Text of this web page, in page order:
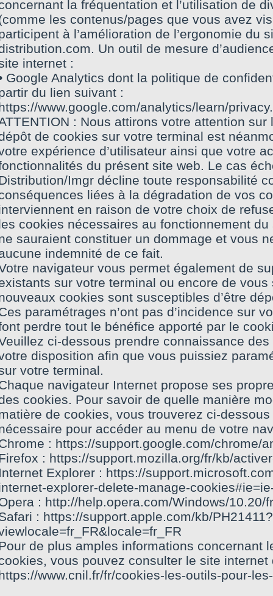
la fréquentation et l’utilisation de
les contenus/pages que vous avez
à l’amélioration de l’ergonomie du
Un outil de mesure
internet :
Google Analytics dont la politique de
du lien suivant :
www.google.com/analytics/learn/
: Nous attirons votre attention
de cookies sur votre terminal est
expérience d’utilisateur ainsi que votre
du présent site web. Le cas
Imgr décline toute responsabilité
liées à la dégradation de vos
en raison de votre choix de
cookies nécessaires au fonctionnement
sauraient constituer un dommage et vous
indemnité de ce fait.
navigateur vous permet également de
sur votre terminal ou encore de
cookies sont susceptibles d’être
paramétrages n’ont pas d’incidence sur
perdre tout le bénéfice apporté par le
ci-dessous prendre connaissance
disposition afin que vous puissiez
votre terminal.
navigateur Internet propose ses
cookies. Pour savoir de quelle manière
de cookies, vous trouverez ci-dessous
pour accéder au menu de votre
: https://support.google.com/chrome/
: https://support.mozilla.org/fr/kb/
Explorer : https://
explorer-delete-manage-
: http://help.opera.com/Windows/10.20/
: https://support.apple.com/kb/PH21411?
de plus amples informations concernant
vous pouvez consulter le site internet
www.cnil.fr/fr/cookies-les-outils-pour-